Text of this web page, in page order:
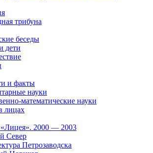
трибуна
беседы
дети
и факты
науки
математические науки
лицах
2000 — 2003
Север
Петрозаводска